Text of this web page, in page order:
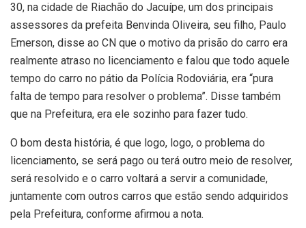
30, na cidade de Riachão do Jacuípe, um dos principais
assessores da prefeita Benvinda Oliveira, seu filho, Paulo
Emerson, disse ao CN que o motivo da prisão do carro era
realmente atraso no licenciamento e falou que todo aquele
tempo do carro no pátio da Polícia Rodoviária, era “pura
falta de tempo para resolver o problema”. Disse também
que na Prefeitura, era ele sozinho para fazer tudo.
O bom desta história, é que logo, logo, o problema do
licenciamento, se será pago ou terá outro meio de resolver,
será resolvido e o carro voltará a servir a comunidade,
juntamente com outros carros que estão sendo adquiridos
pela Prefeitura, conforme afirmou a nota.